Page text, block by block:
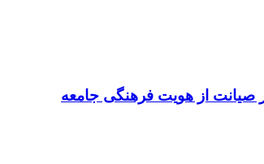
صیانت از هویت فرهنگی جامعه